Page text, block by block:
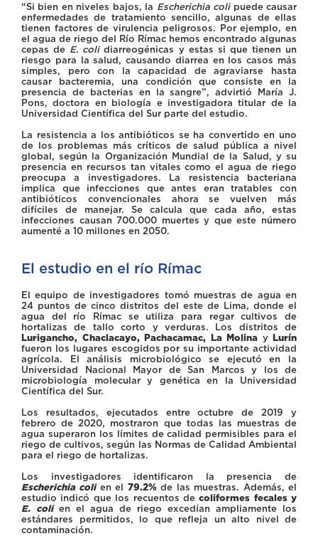
“Si bien en niveles bajos, la Escherichia colipuede causar
enfermedades de tratamiento sencillo, algunas de ellas
tienen factores de virulencia peligrosos. Por ejemplo, en
el agua de riego del Río Rímac hemos encontrado algunas
cepas de E. colidiarreogénicas y estas si que tienen un
riesgo para la salud, causando diarrea en los casos más
simples, pero con la capacidad de agraviarse hasta
causar bacteremia, una condición que consiste en la
presencia de bacterias en la sangre”, advirtió María J.
Pons, doctora en biología e investigadora titular de la
Universidad Científica del Sur parte del estudio.
La resistencia a los antibióticos se ha convertido en uno
de los problemas más críticos de salud pública a nivel
global, según la Organización Mundial de la Salud, y su
presencia en recursos tan vitales como el agua de riego
preocupa a investigadores. La resistencia bacteriana
implica que infecciones que antes eran tratables con
antibióticos convencionales ahora se vuelven más
difíciles de manejar. Se calcula que cada año, estas
infecciones causan 700.000 muertes y que este número
aumenté a 10 millones en 2050.
El estudio en el río Rímac
El equipo de investigadores tomó muestras de agua en
24 puntos de cinco distritos del este de Lima, donde el
agua del río Rímac se utiliza para regar cultivos de
hortalizas de tallo corto y verduras. Los distritos de
Lurigancho, Chaclacayo, Pachacamac, La Molina y Lurín
fueron los lugares escogidos por su importante actividad
agrícola. El análisis microbiológico se ejecutó en la
Universidad Nacional Mayor de San Marcos y los de
microbiología molecular y genética en la Universidad
Científica del Sur.
Los resultados, ejecutados entre octubre de 2019 y
febrero de 2020, mostraron que todas las muestras de
agua superaron los límites de calidad permisibles para el
riego de cultivos, según las Normas de Calidad Ambiental
para el riego de hortalizas.
Los investigadores identificaron la presencia de
Escherichia colien el 79.2%de las muestras. Además, el
estudio indicó que los recuentos decoliformes fecales y
E. colien el agua de riego excedían ampliamente los
estándares permitidos, lo que refleja un alto nivel de
contaminación.